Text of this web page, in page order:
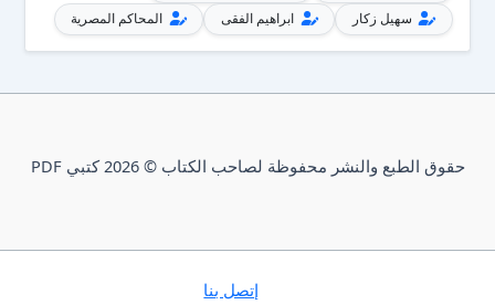
سهيل زكار
ابراهيم الفقى المحاكم المصرية
حقوق الطبع والنشر محفوظة لصاحب الكتاب © 2026 كتبي PDF
إتصل بنا